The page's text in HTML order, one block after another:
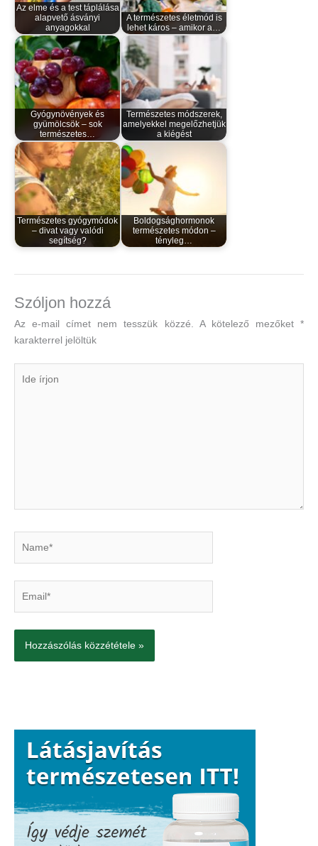
Az elme és a test táplálása
alapvető ásványi
anyagokkal
A természetes életmód is
lehet káros – amikor a…
Gyógynövények és
gyümölcsök – sok
természetes…
Természetes módszerek,
amelyekkel megelőzhetjük
a kiégést
Természetes gyógymódok
– divat vagy valódi
segítség?
Boldogsághormonok
természetes módon –
tényleg…
Szóljon hozzá
Az e-mail címet nem tesszük közzé. A kötelező mezőket*
karakterrel jelöltük